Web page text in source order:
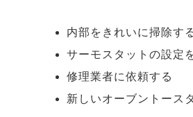
内部をきれいに掃除す
サーモスタットの設定
修理業者に依頼する
新しいオーブントース